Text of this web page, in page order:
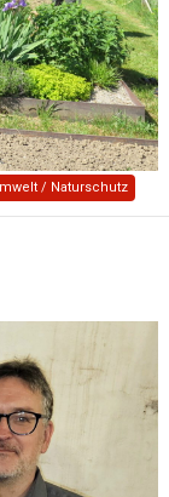
/ Naturschutz